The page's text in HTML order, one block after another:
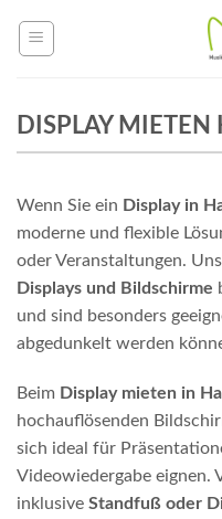
DISPLAY MIETEN
Wenn Sie ein Display in
moderne und flexible
oder Veranstaltungen.
Displays und Bildschirme
und sind besonders
abgedunkelt werden
Beim Display mieten in
hochauflösenden
sich ideal für
Videowiedergabe eignen.
inklusive Standfuß oder